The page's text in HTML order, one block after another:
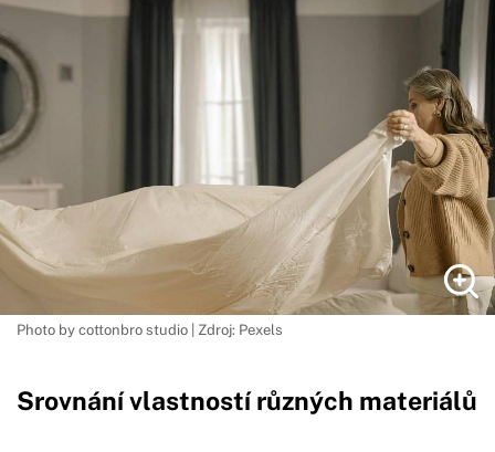
Photo by cottonbro studio | Zdroj: Pexels
Srovnání vlastností různých materiálů